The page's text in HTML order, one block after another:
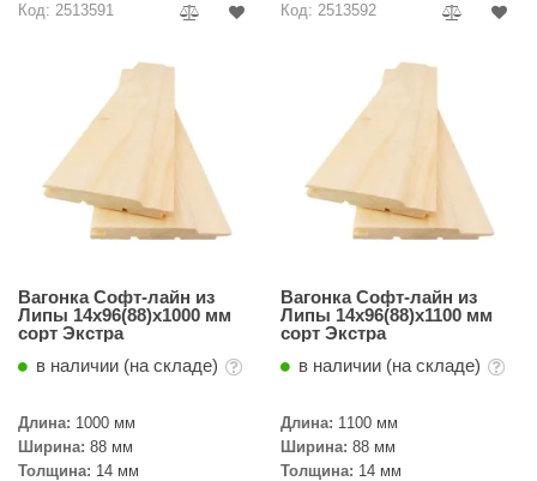
Код: 2513591
Вагонка Софт-лайн из
Липы 14х96(88)х1000 мм
сорт Экстра
в наличии (на складе)
Длина: 1000 мм
Ширина: 88 мм
Толщина: 14 мм
Код: 2513592
Вагонка Софт-лайн из
Липы 14х96(88)х1100 мм
сорт Экстра
в наличии (на складе)
Длина: 1100 мм
Ширина: 88 мм
Толщина: 14 мм